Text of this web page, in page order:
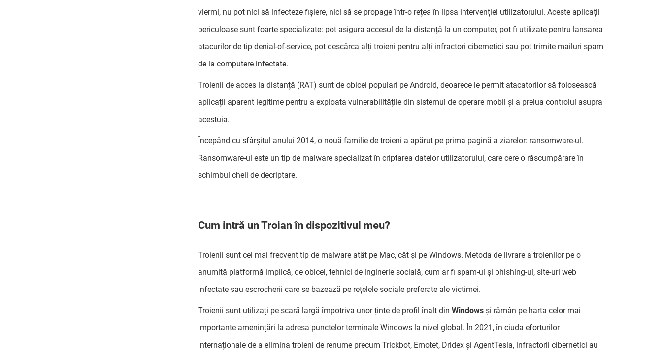
viermi, nu pot nici să infecteze fișiere, nici să se propage într-o rețea în lipsa intervenției utilizatorului. Aceste aplicații
periculoase sunt foarte specializate: pot asigura accesul de la distanță la un computer, pot fi utilizate pentru lansarea
atacurilor de tip denial-of-service, pot descărca alți troieni pentru alți infractori cibernetici sau pot trimite mailuri spam
de la computere infectate.
Troienii de acces la distanță (RAT) sunt de obicei populari pe Android, deoarece le permit atacatorilor să folosească
aplicații aparent legitime pentru a exploata vulnerabilitățile din sistemul de operare mobil și a prelua controlul asupra
acestuia.
Începând cu sfârșitul anului 2014, o nouă familie de troieni a apărut pe prima pagină a ziarelor: ransomware-ul.
Ransomware-ul este un tip de malware specializat în criptarea datelor utilizatorului, care cere o răscumpărare în
schimbul cheii de decriptare.
Cum intră un Troian în dispozitivul meu?
Troienii sunt cel mai frecvent tip de malware atât pe Mac, cât și pe Windows. Metoda de livrare a troienilor pe o
anumită platformă implică, de obicei, tehnici de inginerie socială, cum ar fi spam-ul și phishing-ul, site-uri web
infectate sau escrocherii care se bazează pe rețelele sociale preferate ale victimei.
Troienii sunt utilizați pe scară largă împotriva unor ținte de profil înalt din Windows și rămân pe harta celor mai
importante amenințări la adresa punctelor terminale Windows la nivel global. În 2021, în ciuda eforturilor
internaționale de a elimina troieni de renume precum Trickbot, Emotet, Dridex și AgentTesla, infractorii cibernetici au